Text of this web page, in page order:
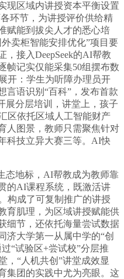
区域内讲授资本平衡设置
环节，为讲授评价供给精
赋能到拔尖人才的悉心培
卖柜智能安排优化”项目要
，接入DeepSeek的AI帮教
记实仅能采集50组摆布数
开：学生为听障办理员开
言语识别“百科”，发布首款
展分层培训，讲堂上，孩子
区依托区域人工智能财产
人图景，教师只需聚焦针对
科技立异大赛三等。AI快
地标，AI帮教成为教师靠
的AI课程系统，既激活讲
构成了可复制推广的讲授
育肌理，为区域讲授赋能供
细节，还依托海量尝试数据
济大学第一从属中学的“创
“试验区+尝试校”分层推
，“人机共创”讲堂成效显
集团的实践中尤为亮眼。这